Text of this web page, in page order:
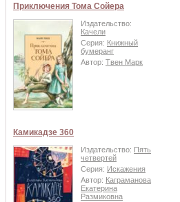
Приключения Тома Сойера
Издательство:
Качели
Серия: Книжный
бумеранг
Автор: Твен Марк
Камикадзе 360
Издательство: Пять
четвертей
Серия: Искажения
Автор: Каграманова
Екатерина
Размиковна